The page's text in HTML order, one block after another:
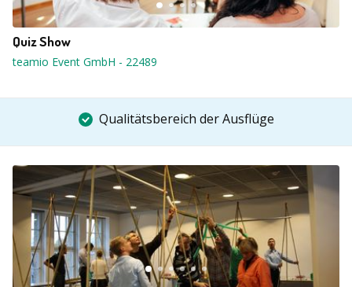
Quiz Show
teamio Event GmbH - 22489
Qualitätsbereich der Ausflüge